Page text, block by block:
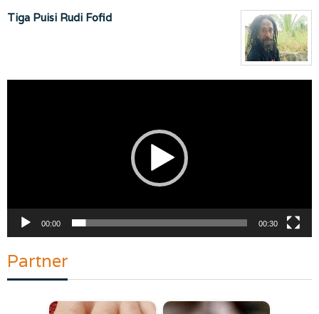
Tiga Puisi Rudi Fofid
00:00 00:30
Partner